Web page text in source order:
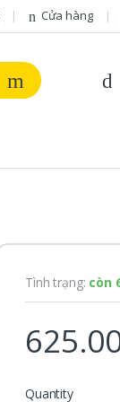
Cửa hàng
Tình trạng: còn
Quantity